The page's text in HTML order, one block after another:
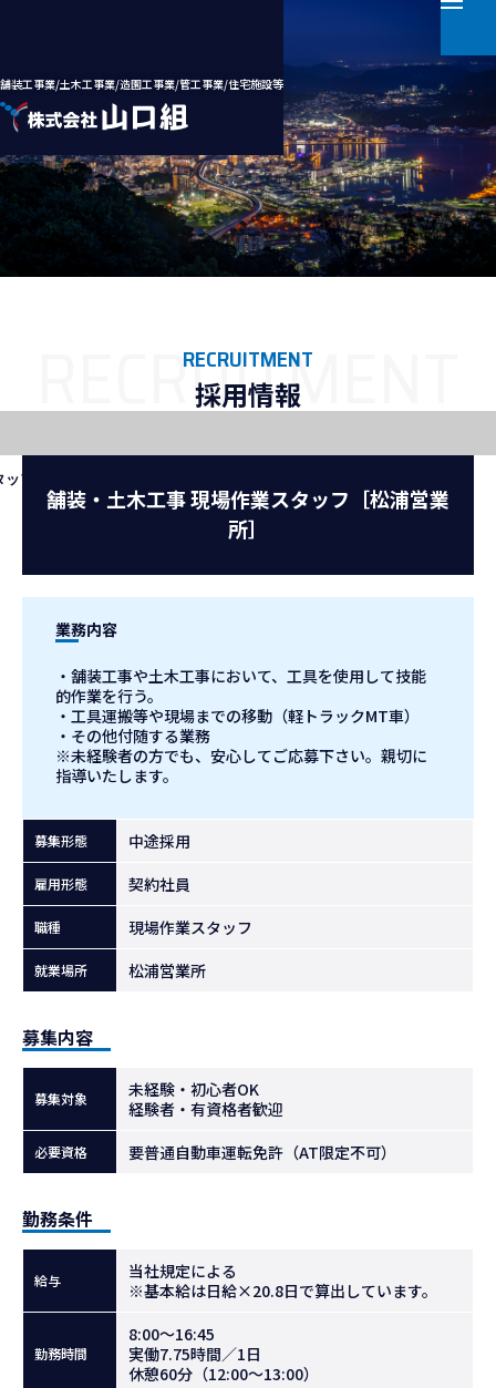
舗装工事業/土木工事業/造園工事業/管工事業/住宅施設等
ホーム
会社案内
採用情報
お知らせ
お問い合わせ
フ［松浦営業所］
RECRUITMENT
採用情報
舗装・土木工事 現場作業スタッフ［松浦営業
所］
業務内容
・舗装工事や土木工事において、工具を使用して技能
的作業を行う。
・工具運搬等や現場までの移動（軽トラックMT車）
・その他付随する業務
※未経験者の方でも、安心してご応募下さい。親切に
指導いたします。
募集形態 中途採用
雇用形態 契約社員
職種 現場作業スタッフ
就業場所 松浦営業所
募集内容
募集対象
未経験・初心者OK
経験者・有資格者歓迎
必要資格 要普通自動車運転免許（AT限定不可）
勤務条件
給与
当社規定による
※基本給は日給×20.8日で算出しています。
勤務時間
8:00～16:45
実働7.75時間／1日
休憩60分（12:00～13:00）